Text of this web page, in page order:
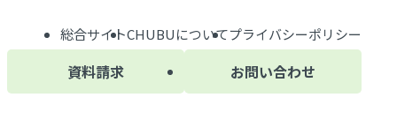
資料請求 お問い合わせ
総合サイトCHUBUについてプライバシーポリシー